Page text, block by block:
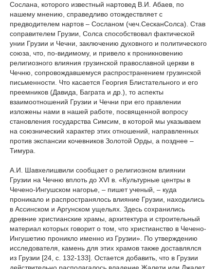
Сослана, которого известный нартовед В.И. Абаев, по
нашему мнению, справедливо отождествляет с
предводителем нартов – Сосланом (чеч.СесканСолса). Став
соправителем Грузии, Солса способствовал фактической
унии Грузии и Чечни, заключению духовного и политического
союза, что, по-видимому, и привело к проникновению
религиозного влияния грузинской православной церкви в
Чечню, сопровождавшемуся распространением грузинской
письменности. Что касается Георгия Блистательного и его
преемников (Давида, Баграта и др.), то аспекты
взаимоотношений Грузии и Чечни при его правлении
изложены нами в нашей работе, посвященной вопросу
становления государства Симсим, в которой мы указываем
на союзнический характер этих отношений, направленных
против экспансии кочевников Золотой Орды, а позднее –
Тимура.
А.И. Шавхелишвили сообщает о религиозном влиянии
Грузии на Чечню вплоть до XVI в. «Культурные центры в
Чечено-Ингушском нагорье, – пишет ученый, – куда
проникало и распространялось влияние Грузии, находились
в Ассинском и Аргунском ущельях. Здесь сохранились
древние христианские храмы, архитектура и строительный
материал которых говорит о том, что христианство в Чечено-
Ингушетию проникло именно из Грузии». По утверждению
исследователя, камень для этих храмов также доставлялся
из Грузии [24, c. 132-133]. Остается добавить, что в Грузии